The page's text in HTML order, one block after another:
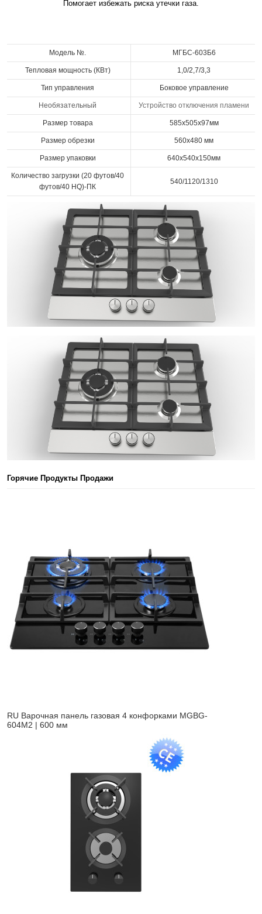
Помогает избежать риска утечки газа.
Модель №. МГБС-603Б6
Тепловая мощность (КВт) 1,0/2,7/3,3
Тип управления Боковое управление
Необязательный Устройство отключения пламени
Размер товара 585х505х97мм
Размер обрезки 560x480 мм
Размер упаковки 640х540х150мм
Количество загрузки (20 футов/40
футов/40 HQ)-ПК
540/1120/1310
Горячие Продукты Продажи
RU Варочная панель газовая 4 конфорками MGBG-
604M2 | 600 мм